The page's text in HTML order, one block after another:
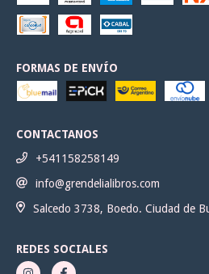
FORMAS DE ENVÍO
CONTACTANOS
+541158258149
info@grendelialibros.com
Salcedo 3738, Boedo. Ciudad de
REDES SOCIALES